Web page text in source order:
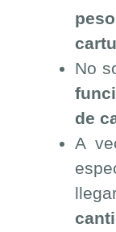
No
de
A